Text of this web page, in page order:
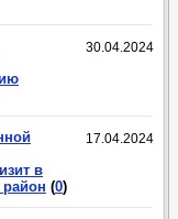
30.04.2024
17.04.2024
в
(0)